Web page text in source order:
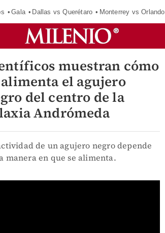
Gala Dallas vs Querétaro Monterrey vs Orlando
muestran cómo
alimenta el agujero
del centro de la
Andrómeda
de un agujero negro depende
manera en que se alimenta.